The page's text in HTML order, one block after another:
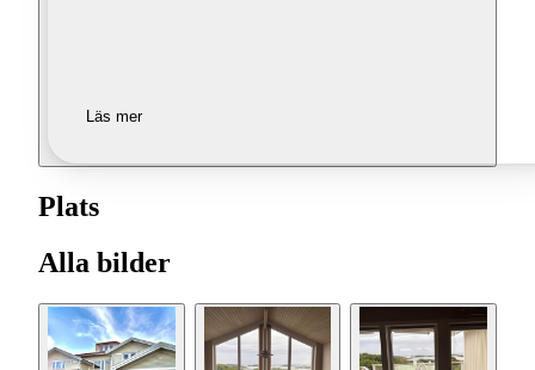
Läs mer
Plats
Alla bilder